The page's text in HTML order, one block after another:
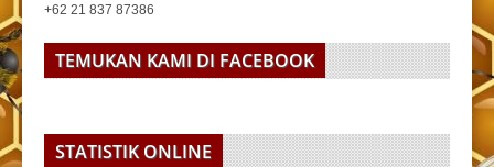
+62 21 837 87386
TEMUKAN KAMI DI FACEBOOK
STATISTIK ONLINE